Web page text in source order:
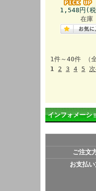
1,548円(
在庫
1件～40件 （
1 2 3 4 5
インフォメーシ
ご注文
お支払